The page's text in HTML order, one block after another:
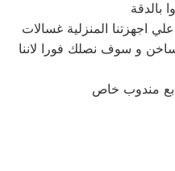
بالدقة
اجهزتنا المنزلية غسالات
و سوف نصلك فورا لاننا